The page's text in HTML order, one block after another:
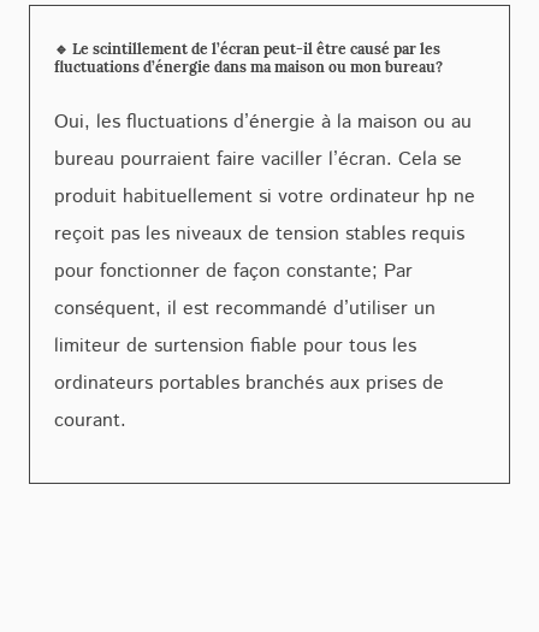
🔹 Le scintillement de l’écran peut-il être causé par les
fluctuations d’énergie dans ma maison ou mon bureau?
Oui, les fluctuations d’énergie à la maison ou au
bureau pourraient faire vaciller l’écran. Cela se
produit habituellement si votre ordinateur hp ne
reçoit pas les niveaux de tension stables requis
pour fonctionner de façon constante; Par
conséquent, il est recommandé d’utiliser un
limiteur de surtension fiable pour tous les
ordinateurs portables branchés aux prises de
courant.